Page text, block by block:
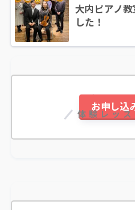
大内ピアノ
した！
30分
お申し込
体験レッス